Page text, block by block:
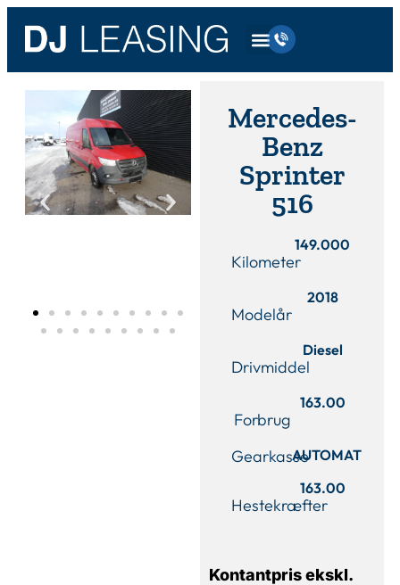
Mercedes-
Benz
Sprinter
516
Kilometer
149.000
Modelår
2018
Drivmiddel
Diesel
Forbrug
163.00
GearkasseAUTOMAT
Hestekræfter
163.00
Kontantpris ekskl.